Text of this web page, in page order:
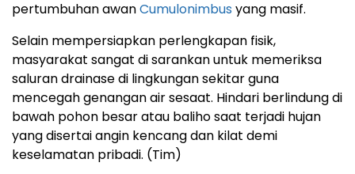
pertumbuhan awanCumulonimbus yang masif.
Selain mempersiapkan perlengkapan fisik,
masyarakat sangat di sarankan untuk memeriksa
saluran drainase di lingkungan sekitar guna
mencegah genangan air sesaat. Hindari berlindung di
bawah pohon besar atau baliho saat terjadi hujan
yang disertai angin kencang dan kilat demi
keselamatan pribadi. (Tim)